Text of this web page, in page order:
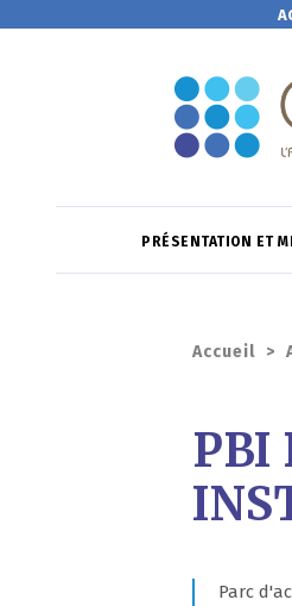
PRÉSENTATION ET
Accueil >
PBI
Parc